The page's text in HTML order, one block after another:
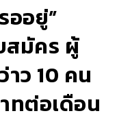
อยู่”
สมัคร ผู้
ว 10 คน
ทต่อเดือน